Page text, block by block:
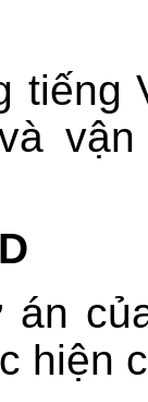
tiếng
án
hiện